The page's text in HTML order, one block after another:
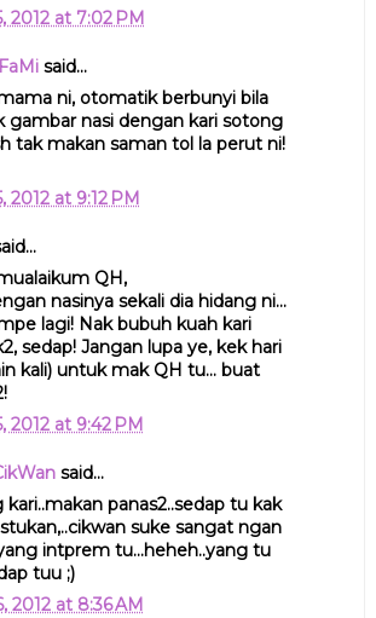
2012 at 7:02 PM
said...
ni, otomatik berbunyi bila
gambar nasi dengan kari sotong
tak makan saman tol la perut ni!
2012 at 9:12 PM
QH,
nasinya sekali dia hidang ni...
lagi! Nak bubuh kuah kari
sedap! Jangan lupa ye, kek hari
kali) untuk mak QH tu... buat
2012 at 9:42 PM
said...
panas2..sedap tu kak
suke sangat ngan
intprem tu...heheh..yang tu
tuu ;)
2012 at 8:36 AM